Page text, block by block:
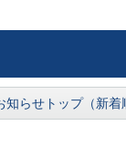
知らせトップ（新着